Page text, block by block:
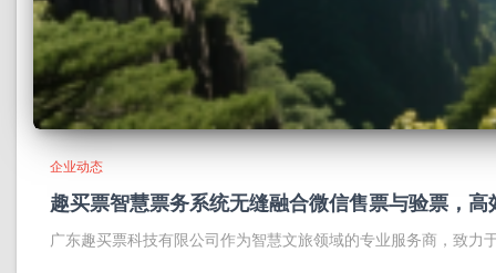
企业动态
趣买票智慧票务系统无缝融合微信售票与验票，
广东趣买票科技有限公司作为智慧文旅领域的专业服务商，致力